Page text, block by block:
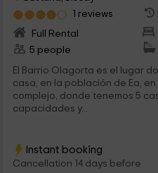
1 reviews
Full Rental
5 people
El Barrio Olagorta es el lugar
casa, en la población de Ea,
complejo, donde tenemos 5
capacidades y...
Instant booking
Cancellation 14 days before